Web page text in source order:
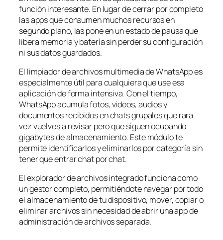
función interesante. En lugar de cerrar por completo
las apps que consumen muchos recursos en
segundo plano, las pone en un estado de pausa que
libera memoria y batería sin perder su configuración
ni sus datos guardados.
El limpiador de archivos multimedia de WhatsApp es
especialmente útil para cualquiera que use esa
aplicación de forma intensiva. Con el tiempo,
WhatsApp acumula fotos, videos, audios y
documentos recibidos en chats grupales que rara
vez vuelves a revisar pero que siguen ocupando
gigabytes de almacenamiento. Este módulo te
permite identificarlos y eliminarlos por categoría sin
tener que entrar chat por chat.
El explorador de archivos integrado funciona como
un gestor completo, permitiéndote navegar por todo
el almacenamiento de tu dispositivo, mover, copiar o
eliminar archivos sin necesidad de abrir una app de
administración de archivos separada.